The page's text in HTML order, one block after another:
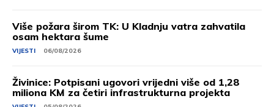
Više požara širom TK: U Kladnju vatra zahvatila
osam hektara šume
VIJESTI 06/08/2026
Živinice: Potpisani ugovori vrijedni više od 1,28
miliona KM za četiri infrastrukturna projekta